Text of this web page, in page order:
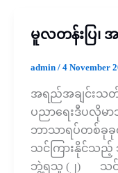
မူလတန်းပြ၊
admin / 4 November
အရည်အချင်းသတ်
ပညာရေးဒီပလိုမ
ဘာသာရပ်တစ်
သင်ကြားနိုင်သည့် သိပ္
ဘွဲ့ရသူ (၂) သင်